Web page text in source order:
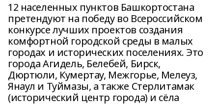
12 населенных пунктов Башкортостана
претендуют на победу во Всероссийском
конкурсе лучших проектов создания
комфортной городской среды в малых
городах и исторических поселениях. Это
города Агидель, Белебей, Бирск,
Дюртюли, Кумертау, Межгорье, Мелеуз,
Янаул и Туймазы, а также Стерлитамак
(исторический центр города) и сёла